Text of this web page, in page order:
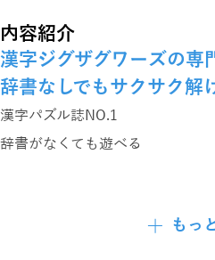
内容紹介
漢字ジグザグワーズの専
辞書なしでもサクサク解
漢字パズル誌NO.1
辞書がなくても遊べる
もっ